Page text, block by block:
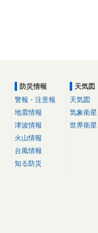
防災情報
警報・注意報
地震情報
津波情報
火山情報
台風情報
知る防災
天気図
天気図
気象衛星
世界衛星